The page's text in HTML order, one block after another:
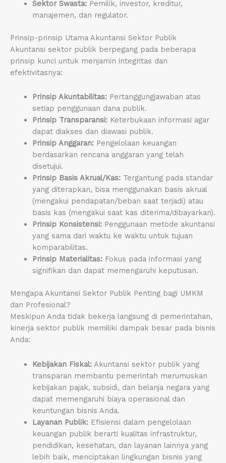
Sektor Swasta:Pemilik, investor, kreditur,
manajemen, dan regulator.
Prinsip-prinsip Utama Akuntansi Sektor Publik
Akuntansi sektor publik berpegang pada beberapa
prinsip kunci untuk menjamin integritas dan
efektivitasnya:
Prinsip Akuntabilitas:Pertanggungjawaban atas
setiap penggunaan dana publik.
Prinsip Transparansi:Keterbukaan informasi agar
dapat diakses dan diawasi publik.
Prinsip Anggaran:Pengelolaan keuangan
berdasarkan rencana anggaran yang telah
disetujui.
Prinsip Basis Akrual/Kas:Tergantung pada standar
yang diterapkan, bisa menggunakan basis akrual
(mengakui pendapatan/beban saat terjadi) atau
basis kas (mengakui saat kas diterima/dibayarkan).
Prinsip Konsistensi:Penggunaan metode akuntansi
yang sama dari waktu ke waktu untuk tujuan
komparabilitas.
Prinsip Materialitas:Fokus pada informasi yang
signifikan dan dapat memengaruhi keputusan.
Mengapa Akuntansi Sektor Publik Penting bagi UMKM
dan Profesional?
Meskipun Anda tidak bekerja langsung di pemerintahan,
kinerja sektor publik memiliki dampak besar pada bisnis
Anda:
Kebijakan Fiskal:Akuntansi sektor publik yang
transparan membantu pemerintah merumuskan
kebijakan pajak, subsidi, dan belanja negara yang
dapat memengaruhi biaya operasional dan
keuntungan bisnis Anda.
Layanan Publik:Efisiensi dalam pengelolaan
keuangan publik berarti kualitas infrastruktur,
pendidikan, kesehatan, dan layanan lainnya yang
lebih baik, menciptakan lingkungan bisnis yang